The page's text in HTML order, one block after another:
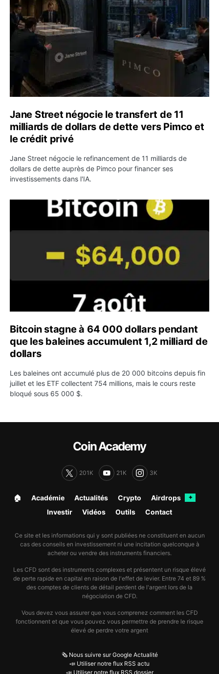
Jane Street négocie le transfert de 11
milliards de dollars de dette vers Pimco et
le crédit privé
Jane Street négocie le refinancement de 11 milliards de
dollars de dette auprès de Pimco pour financer ses
investissements dans l'IA.
Bitcoin stagne à 64 000 dollars pendant que les
Bitcoin stagne à 64 000 dollars pendant
que les baleines accumulent 1,2 milliard de
dollars
Les baleines ont accumulé plus de 20 000 bitcoins depuis fin
juillet et les ETF collectent 754 millions, mais le cours reste
bloqué sous 65 000 $.
Coin Academy
201K 21K 3K
🏠︎ Académie Actualités Crypto Airdrops ✦
Investir Vidéos Outils Contact
Ce site et les informations qui y sont publiées ne constituent en aucun
cas des conseils en investissement ni une incitation quelconque à
acheter ou vendre des instruments financiers.
Les CFD sont des instruments complexes et présentent un risque élevé
de perte rapide en capital en raison de l'effet de levier. Entre 74 et 89 %
des comptes de clients de détail perdent de l'argent lors de la
négociation de CFD.
Vous devez vous assurer que vous comprenez comment les CFD
fonctionnent et que vous pouvez vous permettre de prendre le risque
élevé de perdre votre argent
🗞️ Nous suivre sur Google Actualité
📣 Utiliser notre flux RSS actu
📣 Utiliser notre flux RSS dossier